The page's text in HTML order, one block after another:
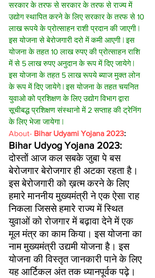
सरकार के तरफ से सरकार के तरफ से राज्य में
उद्योग स्थापित करने के लिए सरकार के तरफ से 10
लाख रूपये के प्रोत्साहन राशी प्रदान की जाएगी |
इस योजना से बेरोजगारी दरो में कमी आएगी | इस
योजना के तहत 10 लाख रुपए की प्रोत्साहन राशि
में से 5 लाख रुपए अनुदान के रूप में दिए जायेगे |
इस योजना के तहत 5 लाख रूपये ब्याज मुक्त लोन
के रूप में दिए जायेगे | इस योजना के तहत चयनित
युवाओ को प्रशिक्षण के लिए उद्योग विभाग द्वारा
सूचीबद्ध प्रशिक्षण संस्थानो में 2 सप्ताह की ट्रेनिंग
के लिए भेजा जायेगा |
About- Bihar Udyami Yojana 2023:
Bihar Udyog Yojana 2023:
दोस्तों आज कल सबके जुबा पे बस
बेरोजगार बेरोजगार ही अटका रहता है।
इस बेरोजगारी को ख़त्म करने के लिए
हमारे माननीय मुख्यमंत्री ने एक ऐसा राह
निकला जिससे हमारे राज्य में स्थित
युवाओं को रोजगार में बढ़ावा देने में एक
मूल मंत्र का काम किया। इस योजना का
नाम मुख्यमंत्री उद्यमी योजना है। इस
योजना की विस्तृत जानकारी पाने के लिए
यह आर्टिकल अंत तक ध्यानपूर्वक पढ़े।